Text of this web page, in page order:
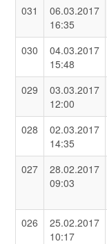
031
06.03.2017
16:35
030
04.03.2017
15:48
029
03.03.2017
12:00
028
02.03.2017
14:35
027
28.02.2017
09:03
026
25.02.2017
10:17